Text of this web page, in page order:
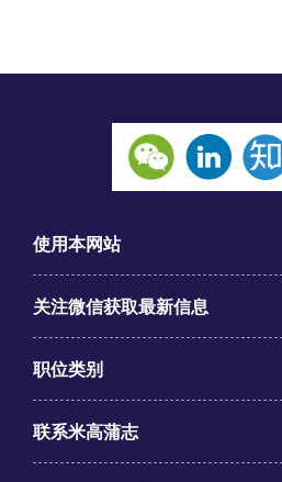
使用本网站
关注微信获取最新信息
职位类别
联系米高蒲志